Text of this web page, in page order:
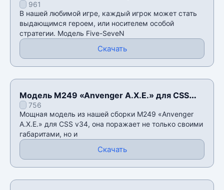
закалка» для CSS v34
961
В нашей любимой игре, каждый игрок может стать
выдающимся героем, или носителем особой
стратегии. Модель Five-SeveN
Скачать
Модель M249 «Anvenger A.X.E.» для CSS
v34756
Мощная модель из нашей сборки M249 «Anvenger
A.X.E.» для CSS v34, она поражает не только своими
габаритами, но и
Скачать